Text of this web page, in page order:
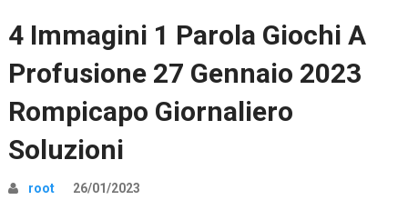
4 Immagini 1 Parola Giochi A
Profusione 27 Gennaio 2023
Rompicapo Giornaliero
Soluzioni
root 26/01/2023